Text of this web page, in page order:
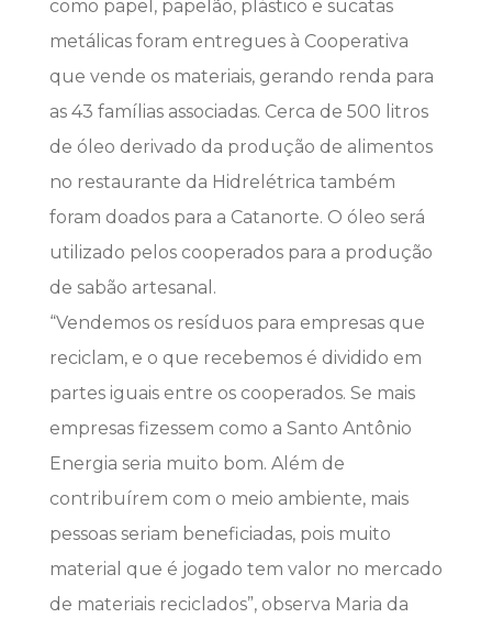
como papel, papelão, plástico e sucatas
metálicas foram entregues à Cooperativa
que vende os materiais, gerando renda para
as 43 famílias associadas. Cerca de 500 litros
de óleo derivado da produção de alimentos
no restaurante da Hidrelétrica também
foram doados para a Catanorte. O óleo será
utilizado pelos cooperados para a produção
de sabão artesanal.
“Vendemos os resíduos para empresas que
reciclam, e o que recebemos é dividido em
partes iguais entre os cooperados. Se mais
empresas fizessem como a Santo Antônio
Energia seria muito bom. Além de
contribuírem com o meio ambiente, mais
pessoas seriam beneficiadas, pois muito
material que é jogado tem valor no mercado
de materiais reciclados”, observa Maria da